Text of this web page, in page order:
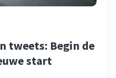
tweets: Begin de
start